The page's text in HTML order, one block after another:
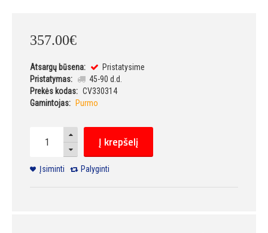
357.00€
Atsargų būsena:
Pristatysime
Pristatymas:
45-90 d.d.
Prekės kodas: CV330314
Gamintojas:
Purmo
Į krepšelį
Įsiminti Palyginti